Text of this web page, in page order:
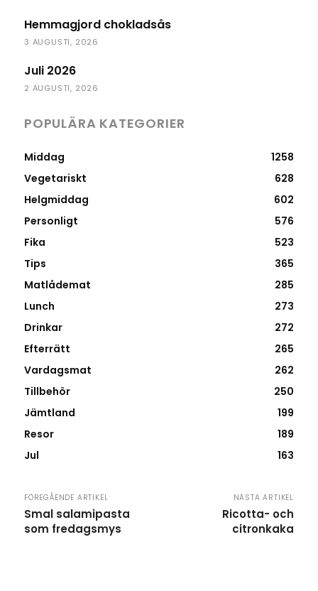
Hemmagjord chokladsås
3 AUGUSTI, 2026
Juli 2026
2 AUGUSTI, 2026
POPULÄRA KATEGORIER
Middag
1258
Vegetariskt
628
Helgmiddag
602
Personligt
576
Fika
523
Tips
365
Matlådemat
285
Lunch
273
Drinkar
272
Efterrätt
265
Vardagsmat
262
Tillbehör
250
Jämtland
199
Resor
189
Jul
163
FÖREGÅENDE ARTIKEL
Smal salamipasta
som fredagsmys
NÄSTA ARTIKEL
Ricotta- och
citronkaka